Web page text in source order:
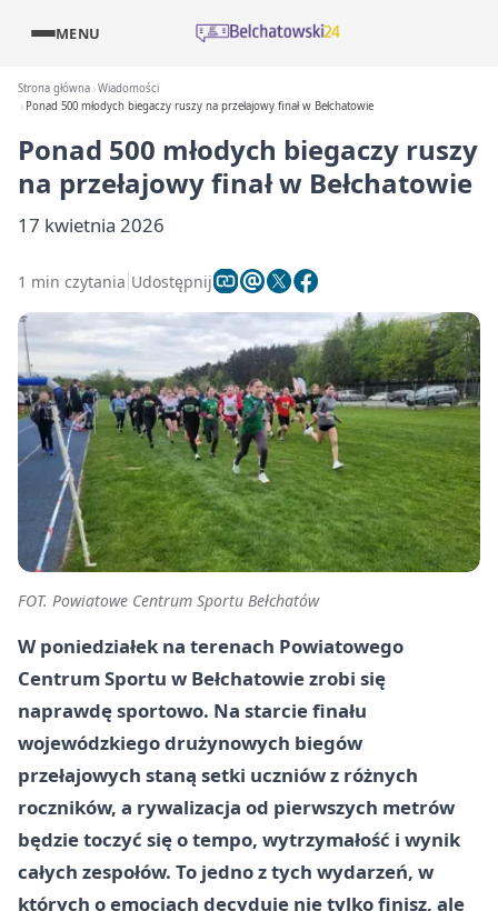
MENU
Strona główna Wiadomości
Ponad 500 młodych biegaczy ruszy na przełajowy finał w Bełchatowie
Ponad 500 młodych biegaczy ruszy
na przełajowy finał w Bełchatowie
17 kwietnia 2026
1 min czytania Udostępnij
FOT. Powiatowe Centrum Sportu Bełchatów
W poniedziałek na terenach Powiatowego
Centrum Sportu w Bełchatowie zrobi się
naprawdę sportowo. Na starcie finału
wojewódzkiego drużynowych biegów
przełajowych staną setki uczniów z różnych
roczników, a rywalizacja od pierwszych metrów
będzie toczyć się o tempo, wytrzymałość i wynik
całych zespołów. To jedno z tych wydarzeń, w
których o emocjach decyduje nie tylko finisz, ale